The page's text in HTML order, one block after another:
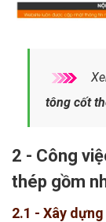
tông cốt
2 - Công
thép gồm
2.1 - Xây